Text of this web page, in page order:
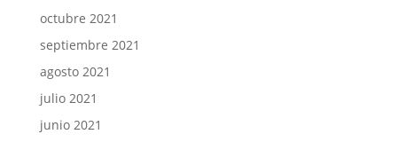
octubre 2021
septiembre 2021
agosto 2021
julio 2021
junio 2021